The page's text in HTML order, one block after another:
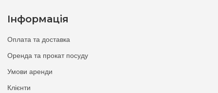
Інформація
Оплата та доставка
Оренда та прокат посуду
Умови аренди
Клієнти